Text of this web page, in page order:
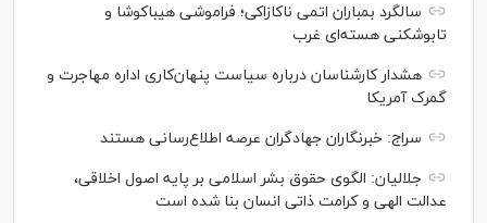
سالگرد بمباران اتمی ناکازاکی؛ فراموشی هیباکوشا و
تابوشکنی هسته‌ای غرب
هشدار کارشناسان درباره سیاست پنهان‌کاری اداره مهاجرت و
گمرک آمریکا
سراج: خبرنگاران جهادگران عرصه اطلاع‌رسانی هستند
جلالیان: الگوی حقوق بشر اسلامی بر پایه اصول اخلاقی،
عدالت الهی و کرامت ذاتی انسان بنا شده است